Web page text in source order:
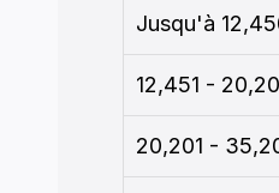
Jusqu'à
12,451 -
20,201 -